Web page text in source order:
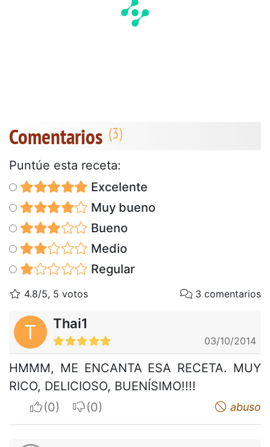
Comentarios
Puntúe esta receta:
Excelente
Muy bueno
Bueno
Medio
Regular
4.8/5, 5 votos 3 comentarios
T Thai1
03/10/2014
HMMM, ME ENCANTA ESA RECETA. MUY
RICO, DELICIOSO, BUENÍSIMO!!!!
I apreciateI do not appreciate abuso